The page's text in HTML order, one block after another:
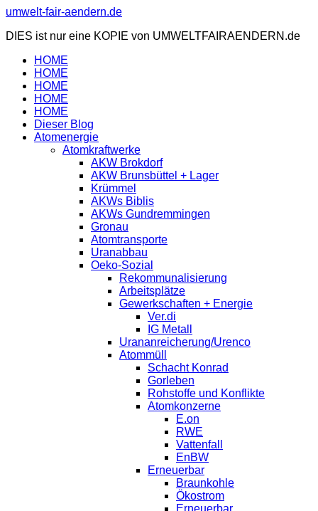
Zum
springen
umwelt-fair-aendern.de
DIES ist nur eine KOPIE von UMWELTFAIRAENDERN.de
HOME
HOME
HOME
HOME
HOME
Dieser Blog
Atomenergie
Atomkraftwerke
AKW Brokdorf
AKW Brunsbüttel + Lager
Krümmel
AKWs Biblis
AKWs Gundremmingen
Gronau
Atomtransporte
Uranabbau
Oeko-Sozial
Rekommunalisierung
Arbeitsplätze
Gewerkschaften + Energie
Ver.di
IG Metall
Urananreicherung/Urenco
Atommüll
Schacht Konrad
Gorleben
Rohstoffe und Konflikte
Atomkonzerne
E.on
RWE
Vattenfall
EnBW
Erneuerbar
Braunkohle
Ökostrom
Erneuerbar